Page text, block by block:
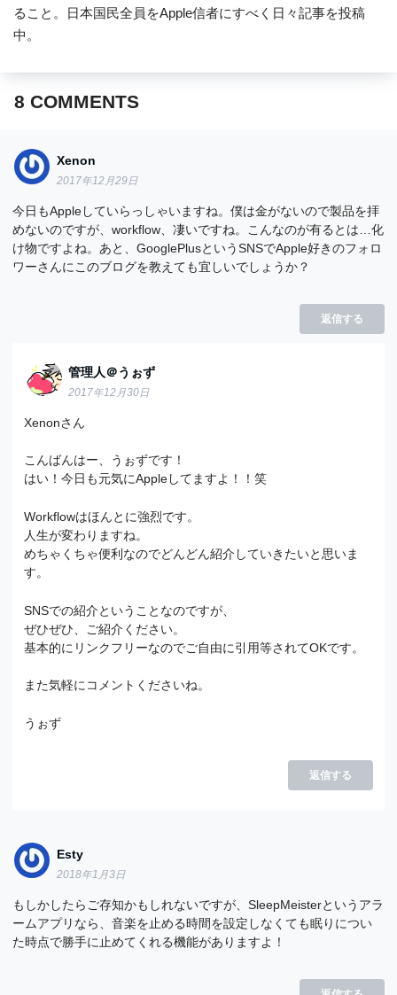
ること。日本国民全員をApple信者にすべく日々記事を投稿
中。
8 COMMENTS
Xenon
2017年12月29日
今日もAppleしていらっしゃいますね。僕は金がないので製品を拝
めないのですが、workflow、凄いですね。こんなのが有るとは…化
け物ですよね。あと、GooglePlusというSNSでApple好きのフォロ
ワーさんにこのブログを教えても宜しいでしょうか？
返信する
管理人＠うぉず
2017年12月30日
Xenonさん
こんばんはー、うぉずです！
はい！今日も元気にAppleしてますよ！！笑
Workflowはほんとに強烈です。
人生が変わりますね。
めちゃくちゃ便利なのでどんどん紹介していきたいと思いま
す。
SNSでの紹介ということなのですが、
ぜひぜひ、ご紹介ください。
基本的にリンクフリーなのでご自由に引用等されてOKです。
また気軽にコメントくださいね。
うぉず
返信する
Esty
2018年1月3日
もしかしたらご存知かもしれないですが、SleepMeisterというアラ
ームアプリなら、音楽を止める時間を設定しなくても眠りについ
た時点で勝手に止めてくれる機能がありますよ！